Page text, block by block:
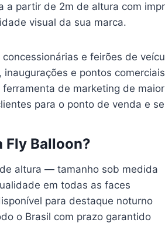
a partir de 2m de altura com
visual da sua marca.
e feirões de
e pontos
de marketing de
para o ponto de venda e
Fly Balloon?
altura — tamanho sob medida
em todas as faces
para destaque noturno
o Brasil com prazo garantido